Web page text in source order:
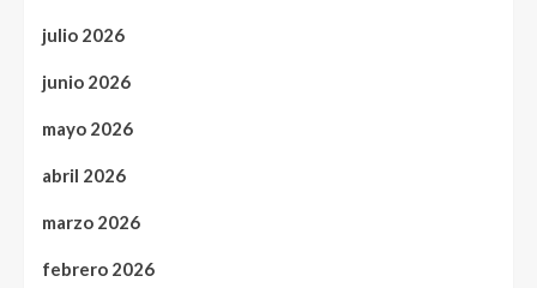
julio 2026
junio 2026
mayo 2026
abril 2026
marzo 2026
febrero 2026